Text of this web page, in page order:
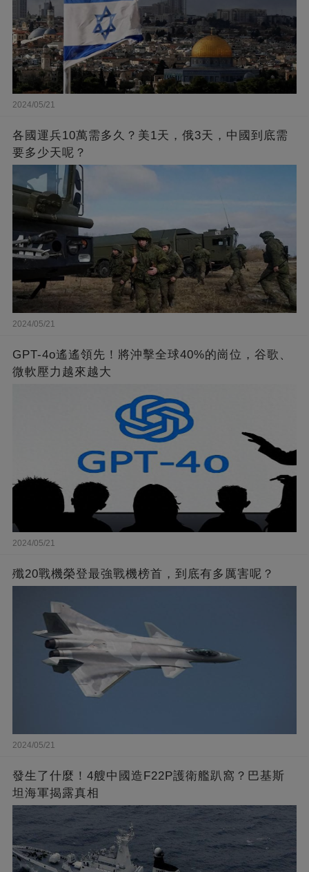
2024/05/21
各國運兵10萬需多久？美1天，俄3天，中國到底需
要多少天呢？
2024/05/21
GPT-4o遙遙領先！將沖擊全球40%的崗位，谷歌、
微軟壓力越來越大
2024/05/21
殲20戰機榮登最強戰機榜首，到底有多厲害呢？
2024/05/21
發生了什麼！4艘中國造F22P護衛艦趴窩？巴基斯
坦海軍揭露真相